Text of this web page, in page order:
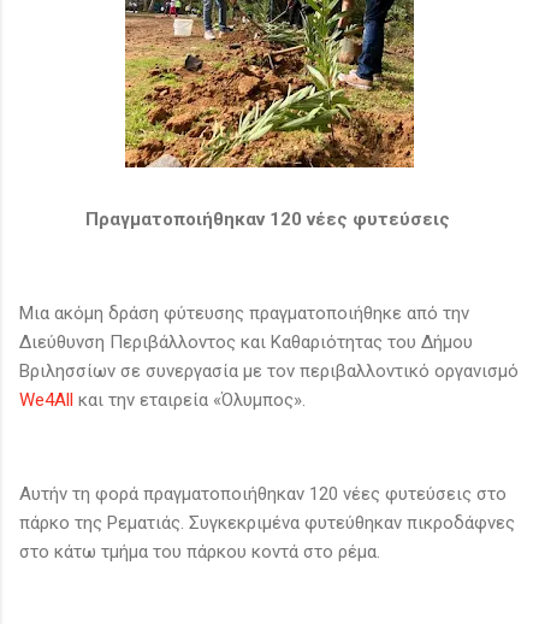
Πραγματοποιήθηκαν 120 νέες φυτεύσεις
Μια ακόμη δράση φύτευσης πραγματοποιήθηκε από την
Διεύθυνση Περιβάλλοντος και Καθαριότητας του Δήμου
Βριλησσίων σε συνεργασία με τον περιβαλλοντικό οργανισμό
We4All και την εταιρεία «Όλυμπος».
Αυτήν τη φορά πραγματοποιήθηκαν 120 νέες φυτεύσεις στο
πάρκο της Ρεματιάς. Συγκεκριμένα φυτεύθηκαν πικροδάφνες
στο κάτω τμήμα του πάρκου κοντά στο ρέμα.